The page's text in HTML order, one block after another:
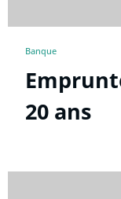
Banque
20 ans